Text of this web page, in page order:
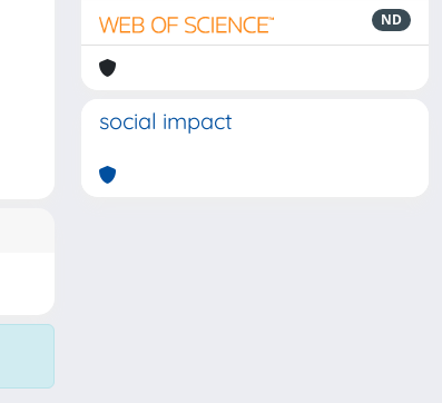
ND
social impact